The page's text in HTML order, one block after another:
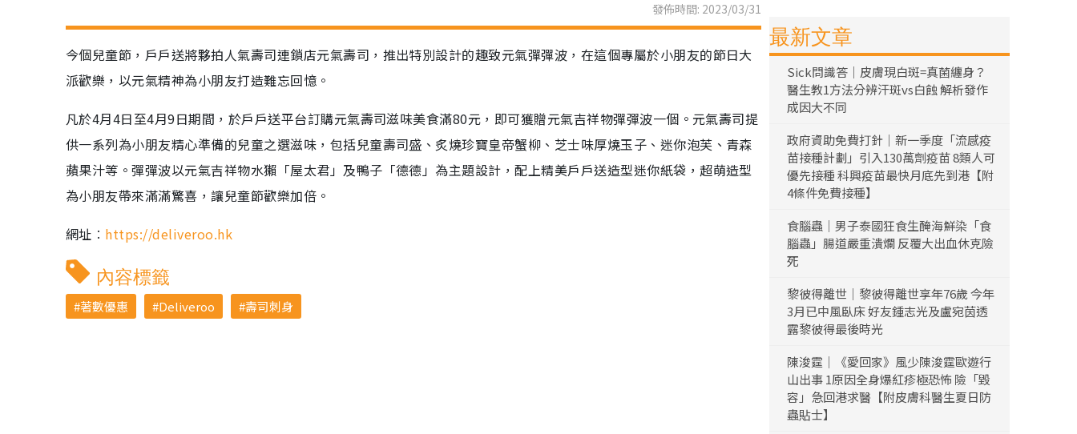
發佈時間: 2023/03/31
今個兒童節，戶戶送將夥拍人氣壽司連鎖店元氣壽司，推出特別設計的趣致元氣彈彈波，在這個專屬於小朋友的節日大
派歡樂，以元氣精神為小朋友打造難忘回憶。
凡於4月4日至4月9日期間，於戶戶送平台訂購元氣壽司滋味美食滿80元，即可獲贈元氣吉祥物彈彈波一個。元氣壽司提
供一系列為小朋友精心準備的兒童之選滋味，包括兒童壽司盛、炙燒珍寶皇帝蟹柳、芝士味厚燒玉子、迷你泡芙、青森
蘋果汁等。彈彈波以元氣吉祥物水獺「屋太君」及鴨子「德德」為主題設計，配上精美戶戶送造型迷你紙袋，超萌造型
為小朋友帶來滿滿驚喜，讓兒童節歡樂加倍。
網址︰ https://deliveroo.hk
內容標籤
著數優惠 Deliveroo 壽司刺身
最新文章
Sick問識答｜皮膚現白斑=真菌纏身？
醫生教1方法分辨汗斑vs白蝕 解析發作
成因大不同
政府資助免費打針｜新一季度「流感疫
苗接種計劃」引入130萬劑疫苗 8類人可
優先接種 科興疫苗最快月底先到港【附
4條件免費接種】
食腦蟲｜男子泰國狂食生醃海鮮染「食
腦蟲」腸道嚴重潰爛 反覆大出血休克險
死
黎彼得離世｜黎彼得離世享年76歲 今年
3月已中風臥床 好友鍾志光及盧宛茵透
露黎彼得最後時光
陳浚霆｜《愛回家》風少陳浚霆歐遊行
山出事 1原因全身爆紅疹極恐怖 險「毀
容」急回港求醫【附皮膚科醫生夏日防
蟲貼士】